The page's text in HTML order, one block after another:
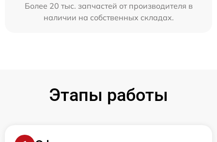
Более 20 тыс. запчастей от производителя в
наличии на собственных складах.
Этапы работы